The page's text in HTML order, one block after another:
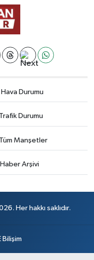
Hava Durumu
Trafik Durumu
Tüm Manşetler
Haber Arşivi
Her hakkı saklıdır.
Bilişim